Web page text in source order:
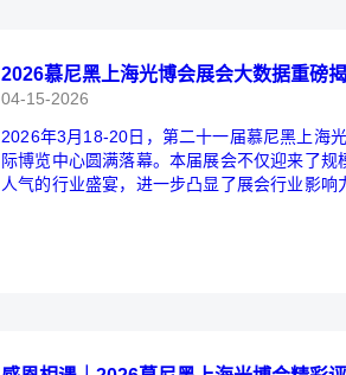
2026慕尼黑上海光博会展会大数据重磅揭
04-15-2026
2026年3月18-20日，第二十一届慕尼黑上海
际博览中心圆满落幕。本届展会不仅迎来了
人气的行业盛宴，进一步凸显了展会行业影响